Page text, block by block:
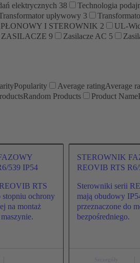
elektrycznych 38 Technologia
upływowy 3
I STEROWNIK 2 UL-
ZASILACZE 9 Zasilacze AC 5
Popularity Average ratingAverage
Random Products Product Name
539 IP54
RTS
stopniu ochrony
na montaż
STEROWNIK
REOVIB RTS R6/
Sterowniki serii
mają obudowy
przeznaczone do
bezpośredniego.